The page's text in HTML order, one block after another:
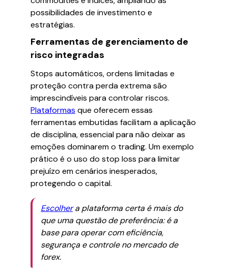
possibilidades de investimento e
estratégias.
Ferramentas de gerenciamento de
risco integradas
Stops automáticos, ordens limitadas e
proteção contra perda extrema são
imprescindíveis para controlar riscos.
Plataformas que oferecem essas
ferramentas embutidas facilitam a aplicação
de disciplina, essencial para não deixar as
emoções dominarem o trading. Um exemplo
prático é o uso do stop loss para limitar
prejuízo em cenários inesperados,
protegendo o capital.
Escolhera plataforma certa é mais do
que uma questão de preferência: é a
base para operar com eficiência,
segurança e controle no mercado de
forex.